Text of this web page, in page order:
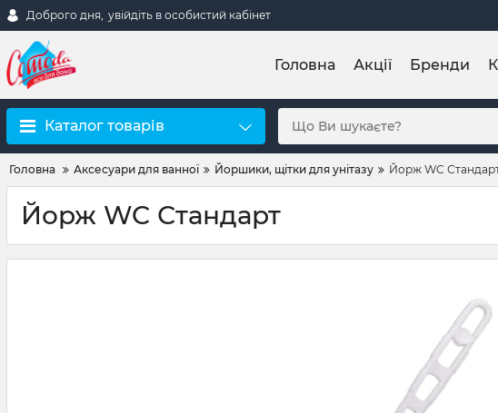
Доброго дня, увійдіть в особистий кабінет
Головна Акції Бренди
Каталог товарів
Головна Аксесуари для ванної Йоршики, щітки для унітазу Йорж WC
Йорж WC Стандарт